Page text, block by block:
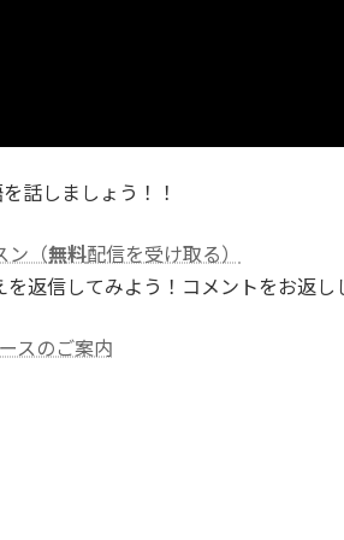
話しましょう！！
ン（無料配信を受け取る）
返信してみよう！コメントをお返し
スのご案内